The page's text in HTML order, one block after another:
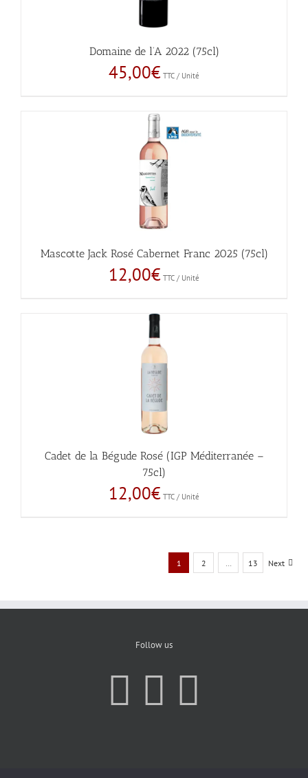
Domaine de l’A 2022 (75cl)
45,00€ TTC / Unité
Mascotte Jack Rosé Cabernet Franc 2025 (75cl)
12,00€ TTC / Unité
Cadet de la Bégude Rosé (IGP Méditerranée –
75cl)
12,00€ TTC / Unité
1 2 13 Next
Follow us